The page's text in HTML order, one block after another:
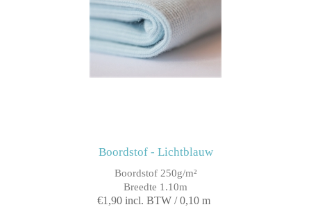
Boordstof - Lichtblauw
Boordstof 250g/m²
Breedte 1.10m
€1,90 incl. BTW / 0,10 m